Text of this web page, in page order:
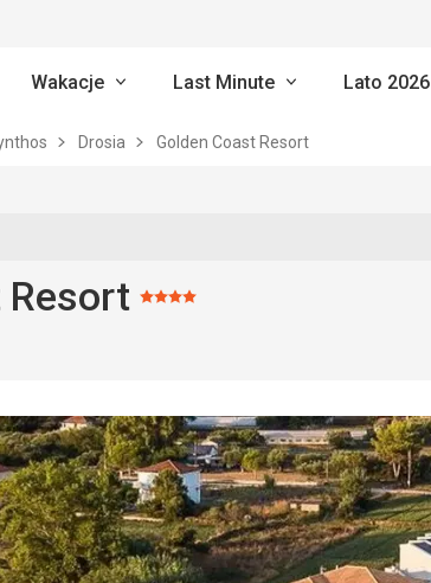
Wakacje Last Minute Lato 2026
Drosia Golden Coast Resort
Resort Ocena: